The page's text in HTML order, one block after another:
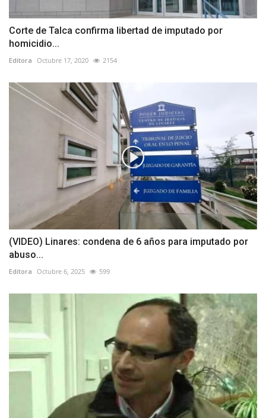
Corte de Talca confirma libertad de imputado por
homicidio...
Editora Octubre 17, 2020 2154
(VIDEO) Linares: condena de 6 años para imputado por
abuso...
Editora Octubre 6, 2025 599